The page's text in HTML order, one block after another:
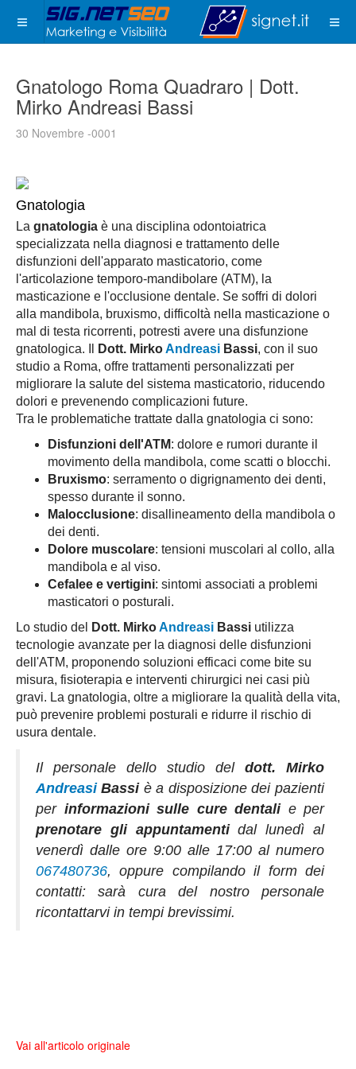
Gnatologo Roma Quadraro | Dott.
Mirko Andreasi Bassi
30 Novembre -0001
Gnatologia
La gnatologia è una disciplina odontoiatrica
specializzata nella diagnosi e trattamento delle
disfunzioni dell'apparato masticatorio, come
l'articolazione temporo-mandibolare (ATM), la
masticazione e l'occlusione dentale. Se soffri di dolori
alla mandibola, bruxismo, difficoltà nella masticazione o
mal di testa ricorrenti, potresti avere una disfunzione
gnatologica. Il
Dott. MirkoAndreasi Bassi, con il suo
studio a Roma, offre trattamenti personalizzati per
migliorare la salute del sistema masticatorio, riducendo
dolori e prevenendo complicazioni future.
Tra le problematiche trattate dalla gnatologia ci sono:
Disfunzioni dell'ATM: dolore e rumori durante il
movimento della mandibola, come scatti o blocchi.
Bruxismo: serramento o digrignamento dei denti,
spesso durante il sonno.
Malocclusione: disallineamento della mandibola o
dei denti.
Dolore muscolare: tensioni muscolari al collo, alla
mandibola e al viso.
Cefalee e vertigini: sintomi associati a problemi
masticatori o posturali.
Lo studio del
Dott. MirkoAndreasi Bassi utilizza
tecnologie avanzate per la diagnosi delle disfunzioni
dell'ATM, proponendo soluzioni efficaci come bite su
misura, fisioterapia e interventi chirurgici nei casi più
gravi. La gnatologia, oltre a migliorare la qualità della vita,
può prevenire problemi posturali e ridurre il rischio di
usura dentale.
Il personale dello studio del dott. Mirko
AndreasiBassi è a disposizione dei pazienti
per informazioni sulle cure dentali e per
prenotare gli appuntamentidal lunedì al
venerdì dalle ore 9:00 alle 17:00 al numero
067480736, oppure compilando il form dei
contatti: sarà cura del nostro personale
ricontattarvi in tempi brevissimi.
Vai all'articolo originale